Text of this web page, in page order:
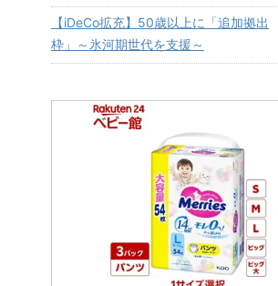
【iDeCo拡充】50歳以上に「追加拠出
枠」～氷河期世代を支援～